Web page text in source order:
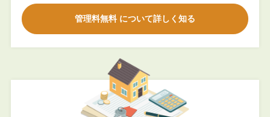
管理料無料 について詳しく知る